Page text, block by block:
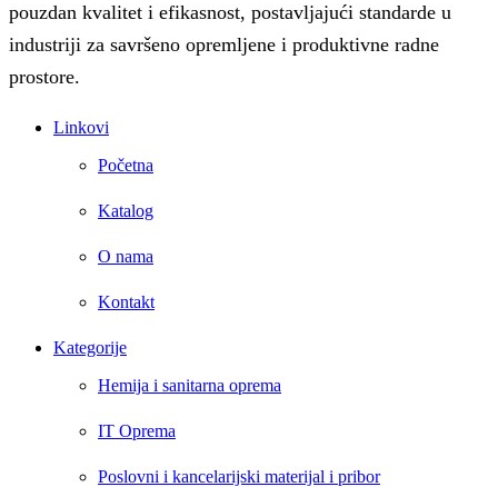
pouzdan kvalitet i efikasnost, postavljajući standarde u
industriji za savršeno opremljene i produktivne radne
prostore.
Linkovi
Početna
Katalog
O nama
Kontakt
Kategorije
Hemija i sanitarna oprema
IT Oprema
Poslovni i kancelarijski materijal i pribor